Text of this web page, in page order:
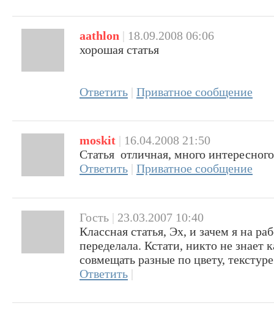
aathlon | 18.09.2008 06:06
хорошая статья
Ответить | Приватное сообщение
moskit | 16.04.2008 21:50
Статья отличная, много
Ответить | Приватное сообщение
Гость | 23.03.2007 10:40
Классная статья, Эх, и зачем я на
переделала. Кстати, никто не знает
совмещать разные по цвету,
Ответить |